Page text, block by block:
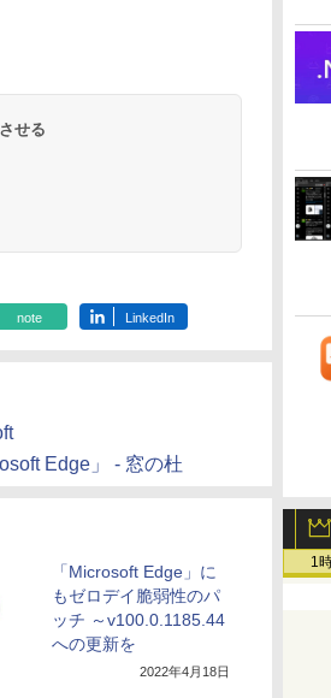
1
せる
note LinkedIn
Edge」 - 窓の杜
「Microsoft Edge」に
もゼロデイ脆弱性のパ
ッチ ～v100.0.1185.44
への更新を
2022年4月18日